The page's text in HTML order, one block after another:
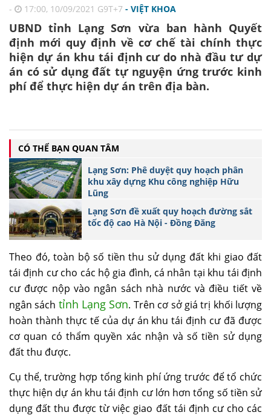
- 17:00, 10/09/2021 G9T+7 - VIỆT KHOA
UBND tỉnh Lạng Sơn vừa ban hành Quyết
định mới quy định về cơ chế tài chính thực
hiện dự án khu tái định cư do nhà đầu tư dự
án có sử dụng đất tự nguyện ứng trước kinh
phí để thực hiện dự án trên địa bàn.
CÓ THỂ BẠN QUAN TÂM
Lạng Sơn: Phê duyệt quy hoạch phân
khu xây dựng Khu công nghiệp Hữu
Lũng
Lạng Sơn đề xuất quy hoạch đường sắt
tốc độ cao Hà Nội - Đồng Đăng
Theo đó, toàn bộ số tiền thu sử dụng đất khi giao đất
tái định cư cho các hộ gia đình, cá nhân tại khu tái định
cư được nộp vào ngân sách nhà nước và điều tiết về
ngân sách tỉnh Lạng Sơn. Trên cơ sở giá trị khối lượng
hoàn thành thực tế của dự án khu tái định cư đã được
cơ quan có thẩm quyền xác nhận và số tiền sử dụng
đất thu được.
Cụ thể, trường hợp tổng kinh phí ứng trước để tổ chức
thực hiện dự án khu tái định cư lớn hơn tổng số tiền sử
dụng đất thu được từ việc giao đất tái định cư cho các